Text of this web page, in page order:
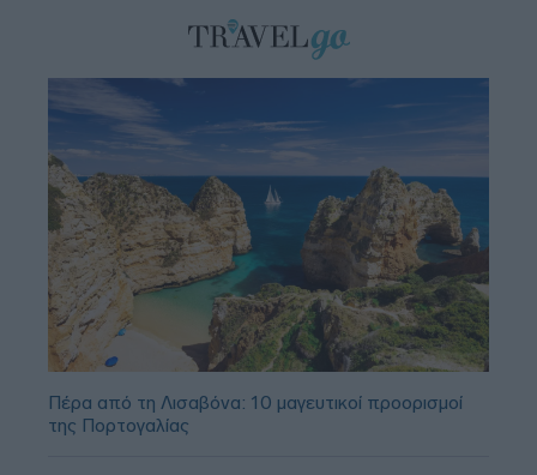
Πέρα από τη Λισαβόνα: 10 μαγευτικοί προορισμοί
της Πορτογαλίας